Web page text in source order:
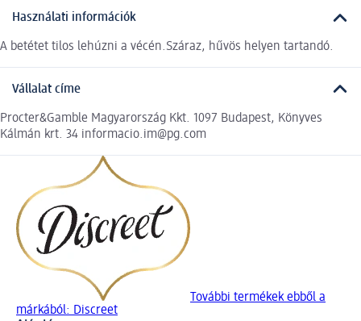
Használati információk
A betétet tilos lehúzni a vécén.Száraz, hűvös helyen tartandó.
Vállalat címe
Procter&Gamble Magyarország Kkt. 1097 Budapest, Könyves
Kálmán krt. 34 informacio.im@pg.com
További termékek ebből a
márkából: Discreet